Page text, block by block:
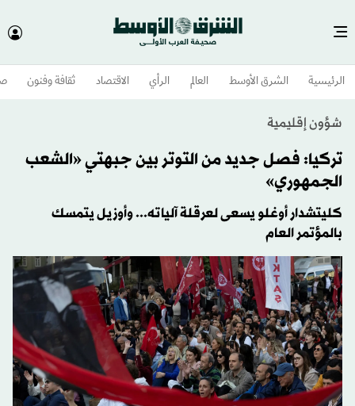
الرئيسية الشرق الأوسط​ العالم الرأي الاقتصاد ثقافة وفنون
شؤون إقليمية
تركيا: فصل جديد من التوتر بين جبهتي «الشعب
الجمهوري»
كليتشدار أوغلو يسعى لعرقلة آلياته... وأوزيل يتمسك
بالمؤتمر العام